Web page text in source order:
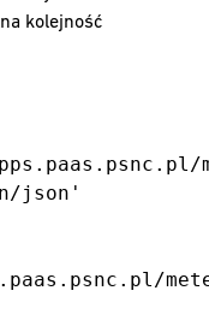
kolejność
json'